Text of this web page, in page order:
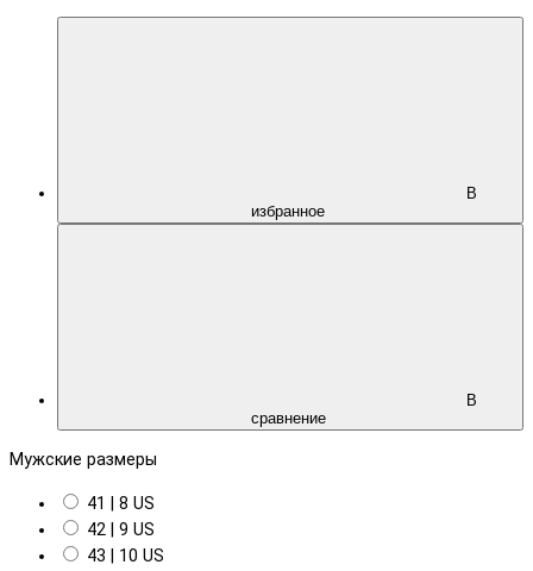
В
избранное
В
сравнение
Мужские размеры
41 | 8 US
42 | 9 US
43 | 10 US